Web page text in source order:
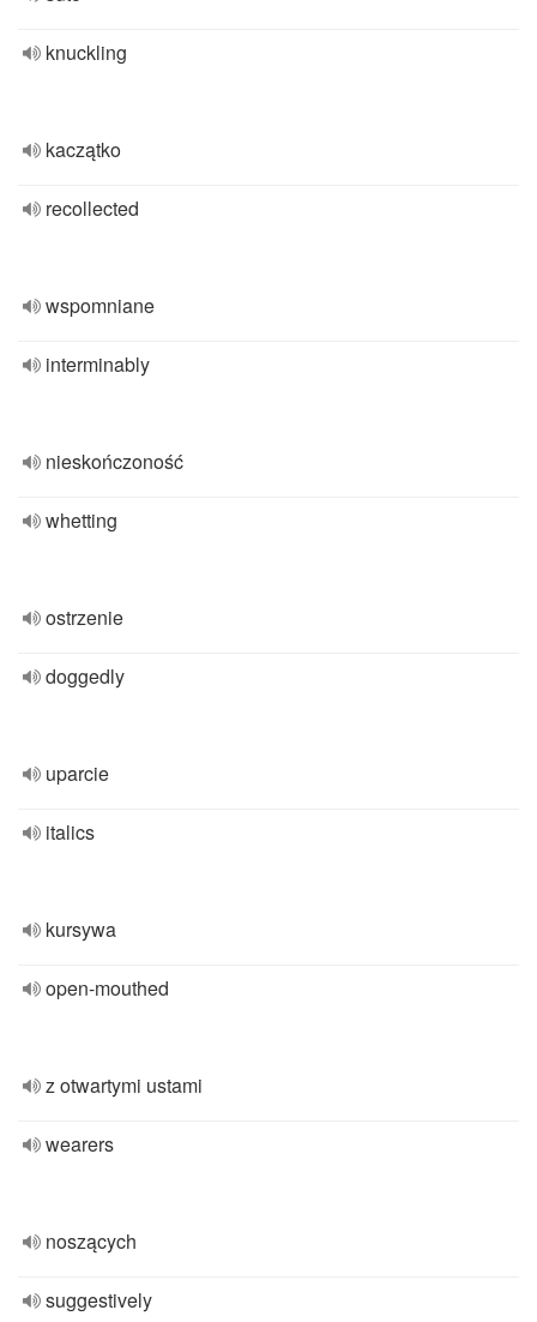
knuckling
kaczątko
recollected
wspomniane
interminably
nieskończoność
whetting
ostrzenie
doggedly
uparcie
italics
kursywa
open-mouthed
z otwartymi ustami
wearers
noszących
suggestively